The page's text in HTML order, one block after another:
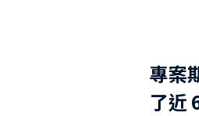
專案
了近